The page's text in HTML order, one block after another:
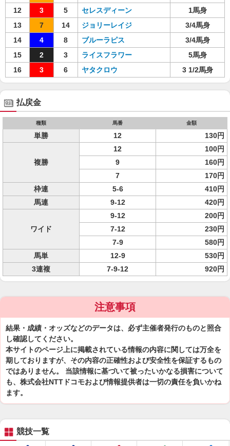
12
3 5 セレスディーン
1馬身
13
7 14 ジョリーレイジ
3/4馬身
14
4 8 ブルーラピス
3/4馬身
15
2 3 ライスフラワー
5馬身
16
3 6 ヤタクロウ 3 1/2馬身
払戻金
種類 馬番 金額
単勝 12 130円
複勝
12
100円
9
160円
7
170円
枠連
5-6
410円
馬連
9-12 420円
ワイド
9-12
200円
7-12
230円
7-9
580円
馬単
12-9
530円
3連複
7-9-12 920円
注意事項
結果・成績・オッズなどのデータは、必ず主催者発行のものと照合
し確認してください。
本サイトのページ上に掲載されている情報の内容に関しては万全を
期しておりますが、その内容の正確性および安全性を保証するもの
ではありません。 当該情報に基づいて被ったいかなる損害について
も、株式会社NTTドコモおよび情報提供者は一切の責任を負いかね
ます。
競技一覧